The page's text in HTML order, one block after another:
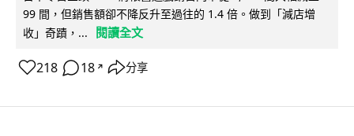
99 間，但銷售額卻不降反升至過往的 1.4 倍。做到「減店增
收」奇蹟，...
閱讀全文
218 18 ↗ 分享